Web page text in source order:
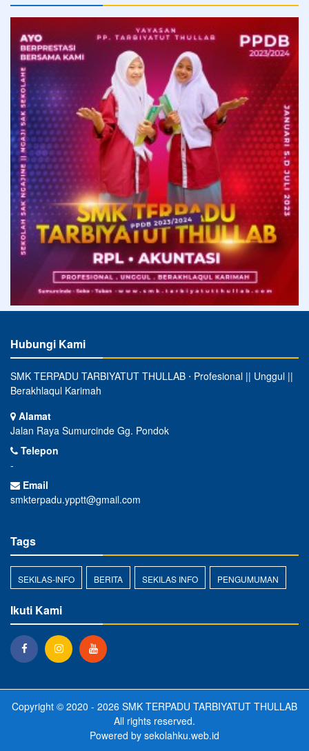
Hubungi Kami
SMK TERPADU TARBIYATUT THULLAB ⋅ Profesional || Unggul ||
Berakhlaqul Karimah
Alamat
Jalan Raya Sumurcinde Gg. Pondok
Telepon
-
Email
smkterpadu.ypptt@gmail.com
Tags
SEKILAS-INFO BERITA SEKILAS INFO PENGUMUMAN
Ikuti Kami
Copyright © 2020 - 2026 SMK TERPADU TARBIYATUT THULLAB
All rights reserved.
Powered by sekolahku.web.id